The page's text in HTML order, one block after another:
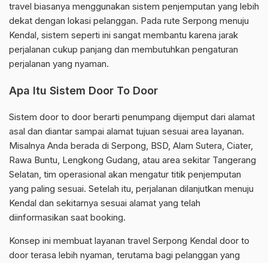
travel biasanya menggunakan sistem penjemputan yang lebih
dekat dengan lokasi pelanggan. Pada rute Serpong menuju
Kendal, sistem seperti ini sangat membantu karena jarak
perjalanan cukup panjang dan membutuhkan pengaturan
perjalanan yang nyaman.
Apa Itu Sistem Door To Door
Sistem door to door berarti penumpang dijemput dari alamat
asal dan diantar sampai alamat tujuan sesuai area layanan.
Misalnya Anda berada di Serpong, BSD, Alam Sutera, Ciater,
Rawa Buntu, Lengkong Gudang, atau area sekitar Tangerang
Selatan, tim operasional akan mengatur titik penjemputan
yang paling sesuai. Setelah itu, perjalanan dilanjutkan menuju
Kendal dan sekitarnya sesuai alamat yang telah
diinformasikan saat booking.
Konsep ini membuat layanan travel Serpong Kendal door to
door terasa lebih nyaman, terutama bagi pelanggan yang